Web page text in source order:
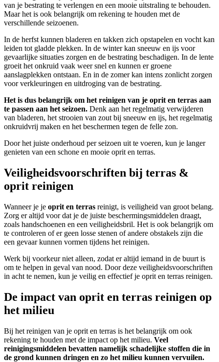
van je bestrating te verlengen en een mooie uitstraling te behouden.
Maar het is ook belangrijk om rekening te houden met de
verschillende seizoenen.
In de herfst kunnen bladeren en takken zich opstapelen en vocht kan
leiden tot gladde plekken. In de winter kan sneeuw en ijs voor
gevaarlijke situaties zorgen en de bestrating beschadigen. In de lente
groeit het onkruid vaak weer snel en kunnen er groene
aanslagplekken ontstaan. En in de zomer kan intens zonlicht zorgen
voor verkleuringen en uitdroging van de bestrating.
Het is dus belangrijk om het reinigen van je oprit en terras aan
te passen aan het seizoen. Denk aan het regelmatig verwijderen
van bladeren, het strooien van zout bij sneeuw en ijs, het regelmatig
onkruidvrij maken en het beschermen tegen de felle zon.
Door het juiste onderhoud per seizoen uit te voeren, kun je langer
genieten van een schone en mooie oprit en terras.
Veiligheidsvoorschriften bij terras &
oprit reinigen
Wanneer je je oprit en terras reinigt, is veiligheid van groot belang.
Zorg er altijd voor dat je de juiste beschermingsmiddelen draagt,
zoals handschoenen en een veiligheidsbril. Het is ook belangrijk om
te controleren of er geen losse stenen of andere obstakels zijn die
een gevaar kunnen vormen tijdens het reinigen.
Werk bij voorkeur niet alleen, zodat er altijd iemand in de buurt is
om te helpen in geval van nood. Door deze veiligheidsvoorschriften
in acht te nemen, kun je veilig en effectief je oprit en terras reinigen.
De impact van oprit en terras reinigen op
het milieu
Bij het reinigen van je oprit en terras is het belangrijk om ook
rekening te houden met de impact op het milieu. Veel
reinigingsmiddelen bevatten namelijk schadelijke stoffen die in
de grond kunnen dringen en zo het milieu kunnen vervuilen.